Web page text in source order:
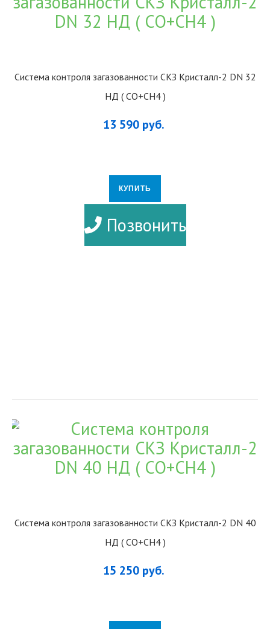
ПОДРОБНЕЕ
Система контроля загазованности СКЗ Кристалл-2 DN 32
НД ( CO+CH4 )
13 590 руб.
КУПИТЬ
Позвонить
Система контроля загазованности СКЗ Кристалл-2 DN 40
НД ( CO+CH4 )
15 250 руб.